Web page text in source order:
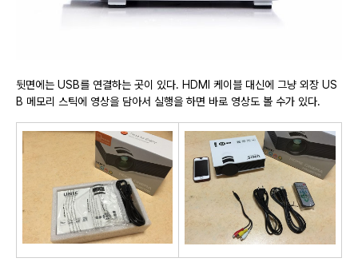
뒷면에는 USB를 연결하는 곳이 있다. HDMI 케이블 대신에 그냥 외장 US
B 메모리 스틱에 영상을 담아서 실행을 하면 바로 영상도 볼 수가 있다.